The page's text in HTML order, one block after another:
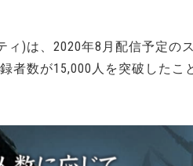
)は、2020年8月配信予定の
数が15,000人を突破したこ